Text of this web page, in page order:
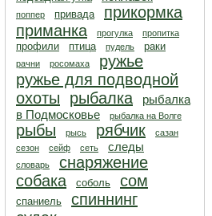
поппер привада
прикормка
приманка
прогулка пропитка
профили птица пудель раки
рачни росомаха
ружье
ружье для подводной
охоты
рыбалка
рыбалка
в Подмосковье
рыбалка на Волге
рыбы рысь рябчик
сазан
сезон
сейф сеть следы
словарь
снаряжение
собака
соболь сом
спаниель
спиннинг